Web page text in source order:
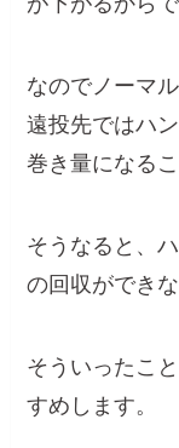
なのでノーマ
遠投先ではハ
巻き量になる
そうなると、
の回収ができ
そういったこ
すめします。